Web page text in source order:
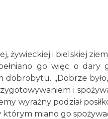
i bielskiej
go więc o
„Dobrze
i
wyraźny podział
którym miano go